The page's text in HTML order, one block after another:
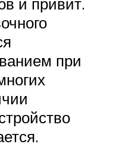
при